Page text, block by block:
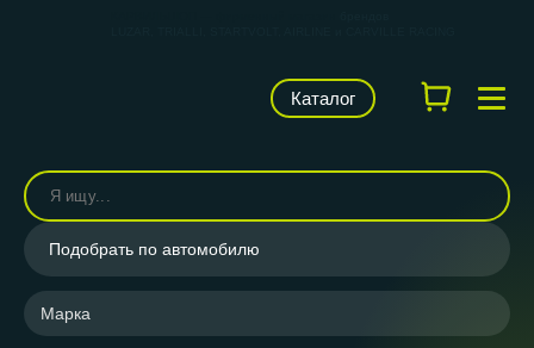
Каталог
Подобрать по автомобилю
Марка